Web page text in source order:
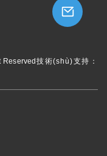
技術(shù)支持：
Email：